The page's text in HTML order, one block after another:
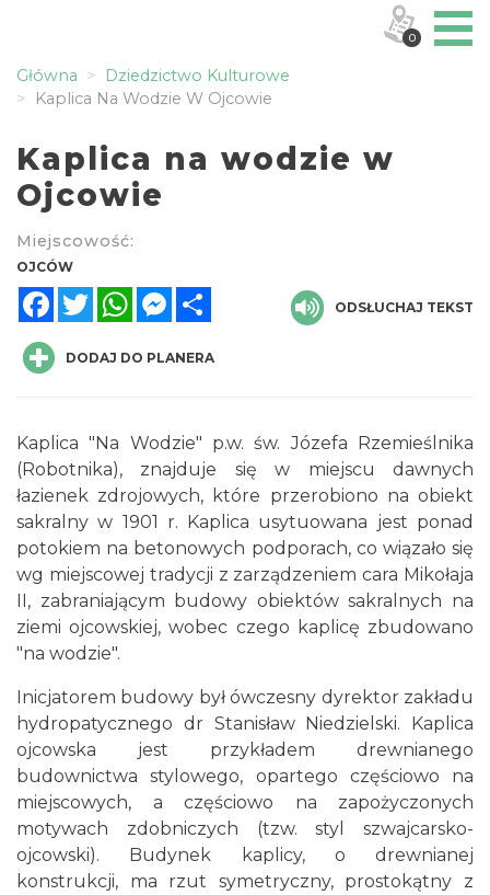
Główna
Dziedzictwo Kulturowe
Kaplica Na Wodzie W Ojcowie
Kaplica na wodzie w
Ojcowie
Miejscowość:
OJCÓW
FacebookTwitterWhatsAppMessenger
ODSŁUCHAJ TEKST
DODAJ DO PLANERA
Kaplica "Na Wodzie" p.w. św. Józefa Rzemieślnika
(Robotnika), znajduje się w miejscu dawnych
łazienek zdrojowych, które przerobiono na obiekt
sakralny w 1901 r. Kaplica usytuowana jest ponad
potokiem na betonowych podporach, co wiązało się
wg miejscowej tradycji z zarządzeniem cara Mikołaja
II, zabraniającym budowy obiektów sakralnych na
ziemi ojcowskiej, wobec czego kaplicę zbudowano
"na wodzie".
Inicjatorem budowy był ówczesny dyrektor zakładu
hydropatycznego dr Stanisław Niedzielski. Kaplica
ojcowska jest przykładem drewnianego
budownictwa stylowego, opartego częściowo na
miejscowych, a częściowo na zapożyczonych
motywach zdobniczych (tzw. styl szwajcarsko-
ojcowski). Budynek kaplicy, o drewnianej
konstrukcji, ma rzut symetryczny, prostokątny z
0